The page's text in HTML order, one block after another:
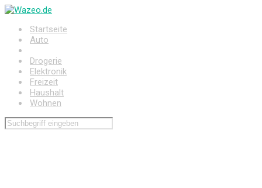
Zum
springenStartseite
Auto
Drogerie
Elektronik
Freizeit
Haushalt
Wohnen